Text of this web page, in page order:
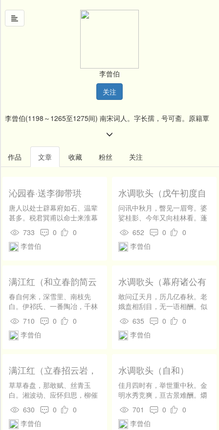
文
名
人
新
开
发
社
区
录
李曾伯
关注
李曾伯(1198～1265至1275间) 南宋词人。字长孺，号可斋。原籍覃
怀（今河南沁阳附近）。南渡后寓居嘉兴（今属浙江）。
作品 文章 收藏 粉丝 关注
沁园春·送李御带珙
唐人以处士辟幕府如石、温辈
甚多。税君巽甫以命士来淮幕
三年矣，略不能挽之以寸。巽
甫虽安之，如某歉何！临别，
赋《沁园春》以饯。 水北洛
薄，得失何知？夜观论兵，春
原吊古，慷慨事功千载期。萧
如也，料行囊如水，只有新
诗。归兮，归去来兮，我亦办
征帆非晚归。正姑苏台畔，米
廉酒好；吴松江上，莼嫩鱼
肥。我住孤村，相连一水，载
733 0
0
李曾伯
水调歌头（戊午初度自
寿）
问讯中秋月，瞥见一眉弯。婆
娑桂影、今年又向桂林看。蓬
矢桑弧初度，罗带玉簪旧识，
俯仰十年间。记得老坡语，颓
景薄西山。 碧虚人，应笑我，
烟霞一壑，老矣甚时闲。不愿
酒泉郡，愿入玉门关。
652 0
0
李曾伯
满江红（和立春韵简云
春自何来，深雪里、南枝先
白。伊祁氏、一番陶冶，千林
香色。弱柳眼回青尚浅，小桃
腮晕红将入。笑渠侬、剪彩与
裁花，夸闺德。 九十日，春还
脉流通天造化，三杯扶植身关
尺。对东皇、太乙续离骚，需
词伯。
710 0
0
李曾伯
水调歌头（幕府诸公有
和，再用韵谢之）
敢问辽天月，历几亿春秋。老
娥盍相刮目，无一语相酬。似
讶经年间阔，类笑衰翁潦倒，
岁岁客他州。清照五湖阔，倦
影一萍浮。 任渠侬，琴当户，
闲时须早，毋作陇西羞。多谢
锦囊句，椽笔富清流。
635 0
0
李曾伯
满江红（立春招云岩，
再和以谢之）
草草春盘，那敢赋、丝青玉
白。湘波动、应怀归思，柳催
行色。冻逐寒梢残雪解，暖随
野烧轻烟入。举人间、无物不
光辉，东皇德。 莺燕报，朱门
630 0
0
李曾伯
水调歌头（自和）
佳月四时有，举世重中秋。金
明水秀竞爽，亘古景难酬。爝
火繁星退敛，桂海冰天洞照，
清影遍神州。万象自妍丑，一
鉴碧虚浮。 昔苏张，夸玉界，
701 0
0
李曾伯